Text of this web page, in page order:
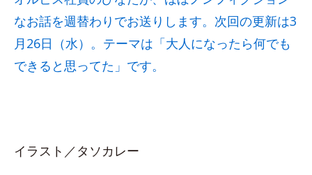
なお話を週替わりでお送りします。次回の更新は3
月26日（水）。テーマは「大人になったら何でも
できると思ってた」です。
イラスト／タソカレー